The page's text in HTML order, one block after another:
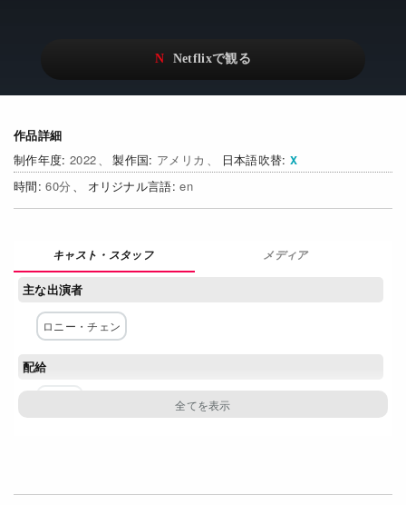
その他の国のTV番組
Netflix 高い評価の海外作品
Get Freaxフォーラム
作品詳細
2022
アメリカ
日本語吹替
60
en
メディア
主な出演者
ロニー・チェン
配給